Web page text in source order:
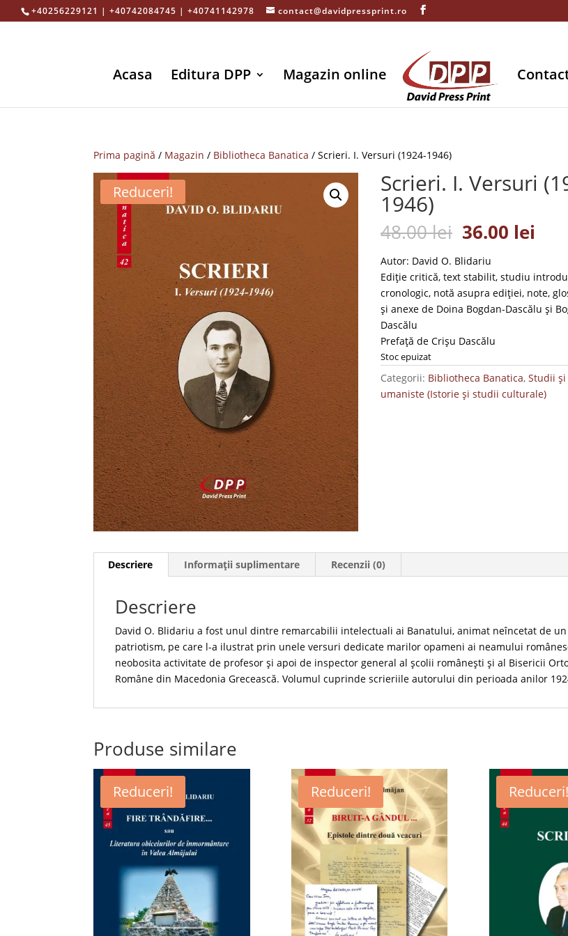
+40256229121 | +40742084745 | +40741142978 contact@davidpressprint.ro
Acasa Editura DPP Magazin online
Prima pagină / Magazin / Bibliotheca Banatica / Scrieri. I. Versuri (1924-1946)
Reduceri! Scrieri. I. Versuri
1946)
48.00lei Prețul
inițial
a
fost:
48.00 lei.
36.00 lei
Autor: David O. Blidariu
Ediție critică, text stabilit, studiu
cronologic, notă asupra ediției, note,
și anexe de Doina Bogdan-Dascălu și
Dascălu
Prefață de Crișu Dascălu
Stoc epuizat
Categorii: Bibliotheca Banatica,Studii
umaniste (Istorie și studii culturale)
Descriere Informații suplimentare Recenzii (0)
Descriere
David O. Blidariu a fost unul dintre remarcabilii intelectuali ai Banatului, animat neîncetat de
patriotism, pe care l-a ilustrat prin unele versuri dedicate marilor opameni ai neamului
neobosita activitate de profesor și apoi de inspector general al școlii românești și al Bisericii
Române din Macedonia Grecească. Volumul cuprinde scrieriile autorului din perioada anilor
Produse similare
Reduceri! Reduceri! Reduceri!